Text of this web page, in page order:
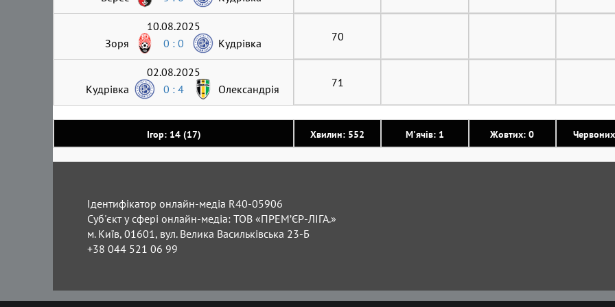
Ігор: 14 (17) Хвилин: 552 М'ячів: 1 Жовтих: 0
10.08.2025
Зоря
0 : 0 Кудрівка 70
02.08.2025
Кудрівка
0 : 4 Олександрія 71
Ідентифікатор онлайн-медіа R40-05906
Суб'єкт у сфері онлайн-медіа: ТОВ «ПРЕМ’ЄР-ЛІГА.»
м. Київ, 01601, вул. Велика Васильківська 23-Б
+38 044 521 06 99